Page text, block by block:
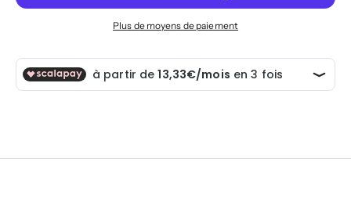
Plus de moyens de paiement